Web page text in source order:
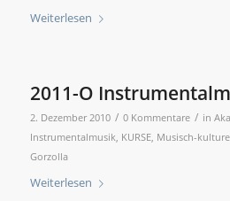
Weiterlesen
2011-O
2. Dezember 2010 / 0 Kommentare / in
Instrumentalmusik, KURSE, Musisch-
Gorzolla
Weiterlesen